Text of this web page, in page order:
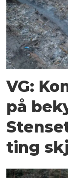
VG:
på
ting